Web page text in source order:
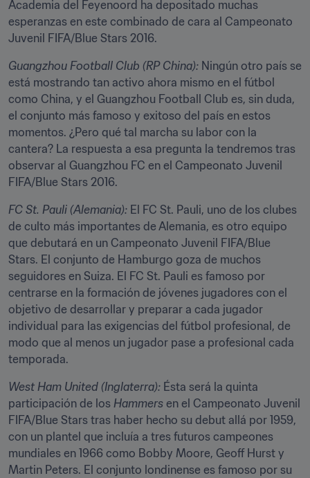
Academia del Feyenoord ha depositado muchas
esperanzas en este combinado de cara al Campeonato
Juvenil FIFA/Blue Stars 2016.
Guangzhou Football Club (RP China): Ningún otro país se
está mostrando tan activo ahora mismo en el fútbol
como China, y el Guangzhou Football Club es, sin duda,
el conjunto más famoso y exitoso del país en estos
momentos. ¿Pero qué tal marcha su labor con la
cantera? La respuesta a esa pregunta la tendremos tras
observar al Guangzhou FC en el Campeonato Juvenil
FIFA/Blue Stars 2016.
FC St. Pauli (Alemania): El FC St. Pauli, uno de los clubes
de culto más importantes de Alemania, es otro equipo
que debutará en un Campeonato Juvenil FIFA/Blue
Stars. El conjunto de Hamburgo goza de muchos
seguidores en Suiza. El FC St. Pauli es famoso por
centrarse en la formación de jóvenes jugadores con el
objetivo de desarrollar y preparar a cada jugador
individual para las exigencias del fútbol profesional, de
modo que al menos un jugador pase a profesional cada
temporada.
West Ham United (Inglaterra): Ésta será la quinta
participación de los Hammers en el Campeonato Juvenil
FIFA/Blue Stars tras haber hecho su debut allá por 1959,
con un plantel que incluía a tres futuros campeones
mundiales en 1966 como Bobby Moore, Geoff Hurst y
Martin Peters. El conjunto londinense es famoso por su